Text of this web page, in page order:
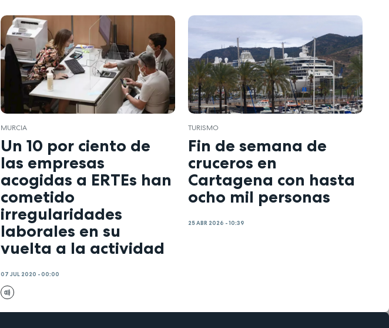
MURCIA
Un 10 por ciento de
las empresas
acogidas a ERTEs han
cometido
irregularidades
laborales en su
vuelta a la actividad
07 JUL 2020 - 00:00
TURISMO
Fin de semana de
cruceros en
Cartagena con hasta
ocho mil personas
25 ABR 2026 - 10:39